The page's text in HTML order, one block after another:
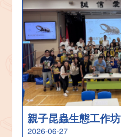
親子昆蟲生態工作坊
2026-06-27